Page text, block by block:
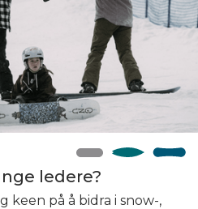
ledere?
keen på å bidra i snow-,